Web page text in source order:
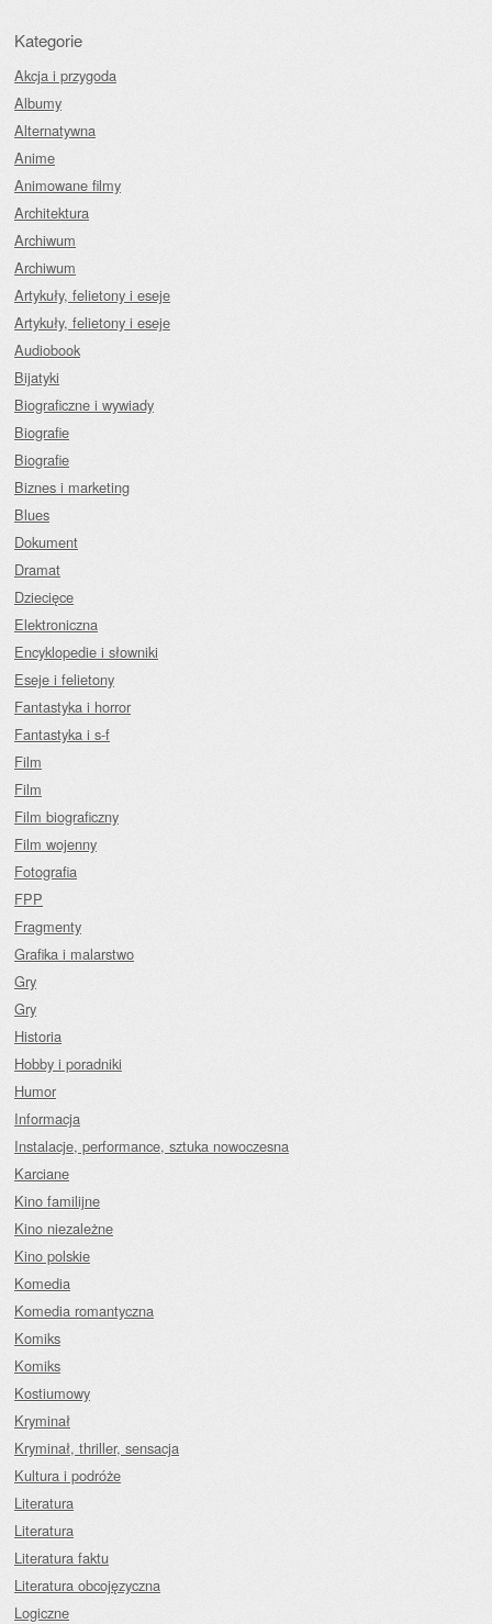
Kategorie
Akcja i przygoda
Albumy
Alternatywna
Anime
Animowane filmy
Architektura
Archiwum
Archiwum
Artykuły, felietony i eseje
Artykuły, felietony i eseje
Audiobook
Bijatyki
Biograficzne i wywiady
Biografie
Biografie
Biznes i marketing
Blues
Dokument
Dramat
Dziecięce
Elektroniczna
Encyklopedie i słowniki
Eseje i felietony
Fantastyka i horror
Fantastyka i s-f
Film
Film
Film biograficzny
Film wojenny
Fotografia
FPP
Fragmenty
Grafika i malarstwo
Gry
Gry
Historia
Hobby i poradniki
Humor
Informacja
Instalacje, performance, sztuka nowoczesna
Karciane
Kino familijne
Kino niezależne
Kino polskie
Komedia
Komedia romantyczna
Komiks
Komiks
Kostiumowy
Kryminał
Kryminał, thriller, sensacja
Kultura i podróże
Literatura
Literatura
Literatura faktu
Literatura obcojęzyczna
Logiczne